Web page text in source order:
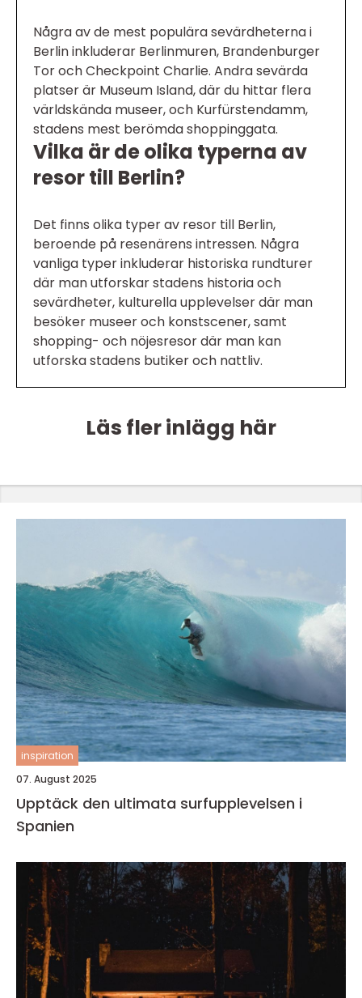
Några av de mest populära sevärdheterna i
Berlin inkluderar Berlinmuren, Brandenburger
Tor och Checkpoint Charlie. Andra sevärda
platser är Museum Island, där du hittar flera
världskända museer, och Kurfürstendamm,
stadens mest berömda shoppinggata.
Vilka är de olika typerna av
resor till Berlin?
Det finns olika typer av resor till Berlin,
beroende på resenärens intressen. Några
vanliga typer inkluderar historiska rundturer
där man utforskar stadens historia och
sevärdheter, kulturella upplevelser där man
besöker museer och konstscener, samt
shopping- och nöjesresor där man kan
utforska stadens butiker och nattliv.
Läs fler inlägg här
inspiration
07. August 2025
Upptäck den ultimata surfupplevelsen i
Spanien